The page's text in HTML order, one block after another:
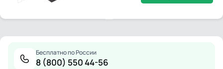
Бесплатно по России
8 (800) 550 44-56